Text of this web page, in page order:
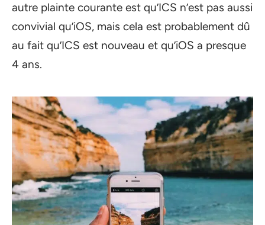
autre plainte courante est qu’ICS n’est pas aussi
convivial qu’iOS, mais cela est probablement dû
au fait qu’ICS est nouveau et qu’iOS a presque
4 ans.